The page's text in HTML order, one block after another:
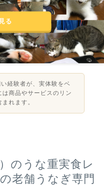
る
経験者が、実体験をベ
商品やサービスのリン
れます。
のうな重実食レ
老舗うなぎ専門